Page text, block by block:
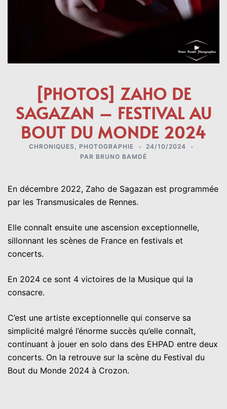
[PHOTOS] ZAHO DE
SAGAZAN – FESTIVAL AU
BOUT DU MONDE 2024
CHRONIQUES , PHOTOGRAPHIE
24/10/2024
PAR BRUNO BAMDÉ
En décembre 2022, Zaho de Sagazan est programmée
par les Transmusicales de Rennes.
Elle connaît ensuite une ascension exceptionnelle,
sillonnant les scènes de France en festivals et
concerts.
En 2024 ce sont 4 victoires de la Musique qui la
consacre.
C’est une artiste exceptionnelle qui conserve sa
simplicité malgré l’énorme succès qu’elle connaît,
continuant à jouer en solo dans des EHPAD entre deux
concerts. On la retrouve sur la scène du Festival du
Bout du Monde 2024 à Crozon.